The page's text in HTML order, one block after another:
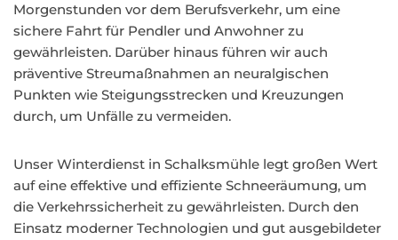
Morgenstunden vor dem Berufsverkehr, um eine
sichere Fahrt für Pendler und Anwohner zu
gewährleisten. Darüber hinaus führen wir auch
präventive Streumaßnahmen an neuralgischen
Punkten wie Steigungsstrecken und Kreuzungen
durch, um Unfälle zu vermeiden.
Unser Winterdienst in Schalksmühle legt großen Wert
auf eine effektive und effiziente Schneeräumung, um
die Verkehrssicherheit zu gewährleisten. Durch den
Einsatz moderner Technologien und gut ausgebildeter